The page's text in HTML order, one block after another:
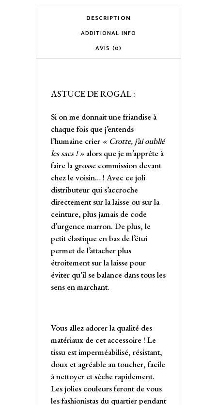
DESCRIPTION
ADDITIONAL INFO
AVIS (0)
ASTUCE DE ROGAL :
Si on me donnait une friandise à
chaque fois que j’entends
l’humaine crier « Crotte, j’ai oublié
les sacs ! » alors que je m’apprête à
faire la grosse commission devant
chez le voisin… ! Avec ce joli
distributeur qui s’accroche
directement sur la laisse ou sur la
ceinture, plus jamais de code
d’urgence marron. De plus, le
petit élastique en bas de l’étui
permet de l’attacher plus
étroitement sur la laisse pour
éviter qu’il se balance dans tous les
sens en marchant.
Vous allez adorer la qualité des
matériaux de cet accessoire ! Le
tissu est imperméabilisé, résistant,
doux et agréable au toucher, facile
à nettoyer et sèche rapidement.
Les jolies couleurs feront de vous
les fashionistas du quartier pendant